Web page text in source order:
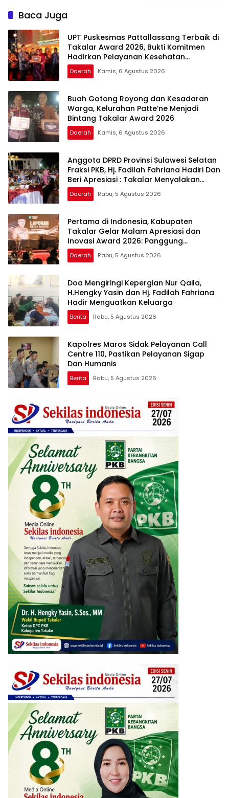
Baca Juga
UPT Puskesmas Pattallassang Terbaik di
Takalar Award 2026, Bukti Komitmen
Hadirkan Pelayanan Kesehatan
Berkualitas
Daerah Kamis, 6 Agustus 2026
Buah Gotong Royong dan Kesadaran
Warga, Kelurahan Patte’ne Menjadi
Bintang Takalar Award 2026
Daerah Kamis, 6 Agustus 2026
Anggota DPRD Provinsi Sulawesi Selatan
Fraksi PKB, Hj. Fadilah Fahriana Hadiri Dan
Beri Apresiasi : Takalar Menyalakan
Lentera Pengabdian Melalui Malam
Apresiasi dan Inovasi Award 2026
Daerah Rabu, 5 Agustus 2026
Pertama di Indonesia, Kabupaten
Takalar Gelar Malam Apresiasi dan
Inovasi Award 2026: Panggung
Penghargaan bagi Pelayan Publik
Berprestasi
Daerah Rabu, 5 Agustus 2026
Doa Mengiringi Kepergian Nur Qaila,
H.Hengky Yasin dan Hj. Fadilah Fahriana
Hadir Menguatkan Keluarga
Berita Rabu, 5 Agustus 2026
Kapolres Maros Sidak Pelayanan Call
Centre 110, Pastikan Pelayanan Sigap
Dan Humanis
Berita Rabu, 5 Agustus 2026